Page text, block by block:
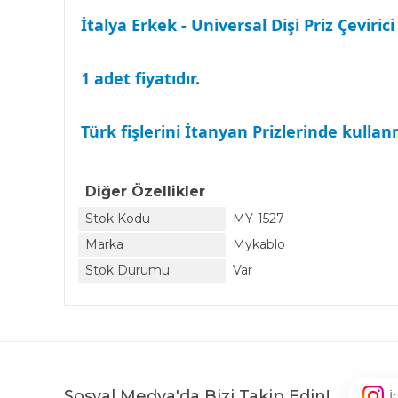
İtalya Erkek - Universal Dişi Priz Çevirici
1 adet fiyatıdır.
Türk fişlerini İtanyan Prizlerinde
Diğer Özellikler
Stok Kodu
MY-1527
Marka
Mykablo
Stok Durumu
Var